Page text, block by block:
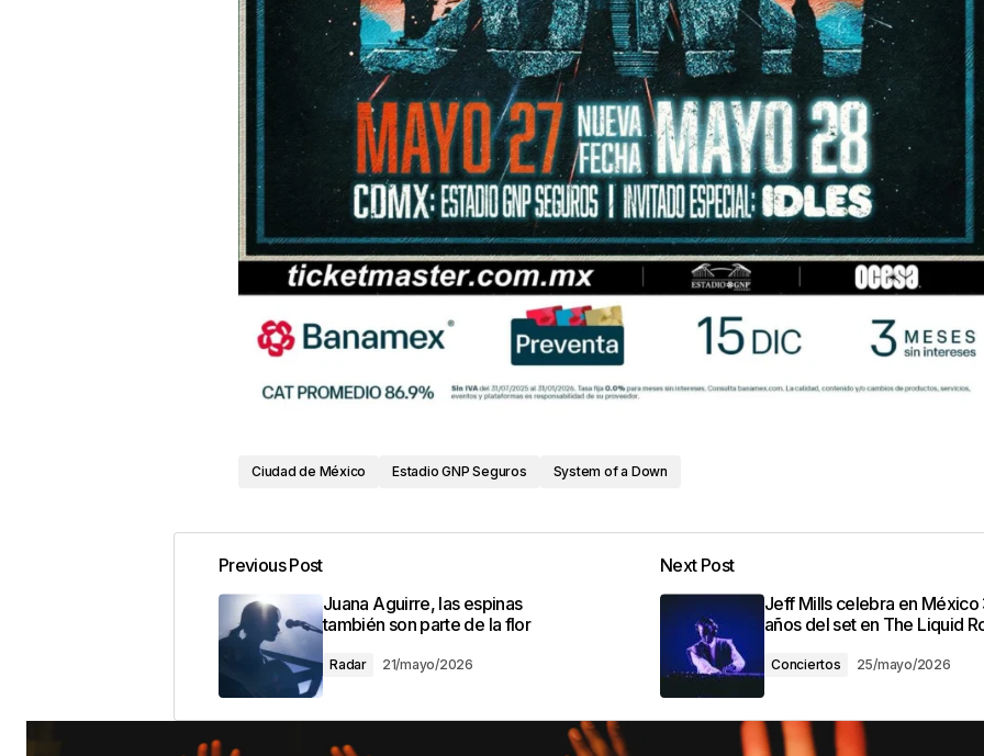
Ciudad de México Estadio GNP Seguros System of a Down
Previous Post
Juana Aguirre, las espinas
también son parte de la flor
Radar 21/mayo/2026
Next Post
Jeff Mills celebra en México
años del set en The Liquid
Conciertos 25/mayo/2026